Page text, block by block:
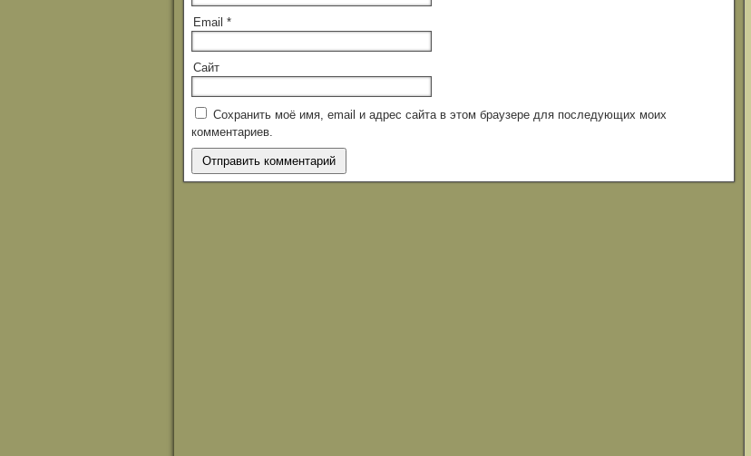
Email *
Сайт
Сохранить моё имя, email и адрес сайта в этом браузере для последующих моих
комментариев.